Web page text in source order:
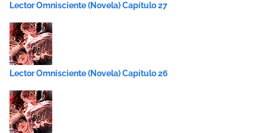
Lector Omnisciente (Novela) Capítulo 27
Lector Omnisciente (Novela) Capítulo 26